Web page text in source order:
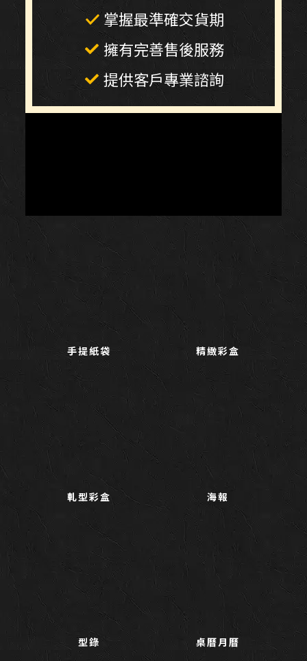
掌握最準確交貨期
擁有完善售後服務
提供客戶專業諮詢
手提紙袋 精緻彩盒
軋型彩盒 海報
型錄 桌曆月曆